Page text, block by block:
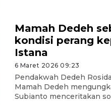
Mamah Dedeh
kondisi perang
Istana
6 Maret 2026 09:23
Pendakwah Dedeh
Mamah Dedeh
Subianto menceritakan